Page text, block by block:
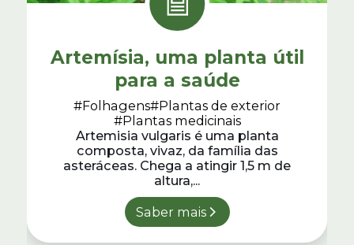
Artemísia, uma planta útil
para a saúde
#Folhagens#Plantas de exterior
#Plantas medicinais
Artemisia vulgaris é uma planta
composta, vivaz, da família das
asteráceas. Chega a atingir 1,5 m de
altura,...
Saber mais